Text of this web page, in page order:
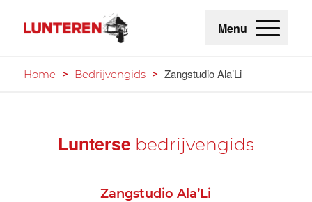
Menu
Home > Bedrijvengids > Zangstudio Ala’Li
Lunterse bedrijvengids
Zangstudio Ala’Li